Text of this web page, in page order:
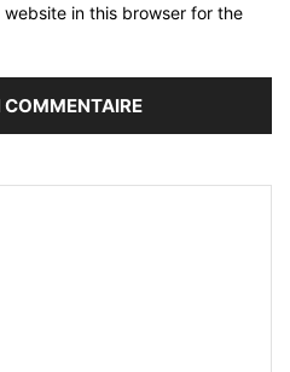
in this browser for the